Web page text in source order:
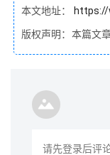
本文地址：
版权声明：本篇文